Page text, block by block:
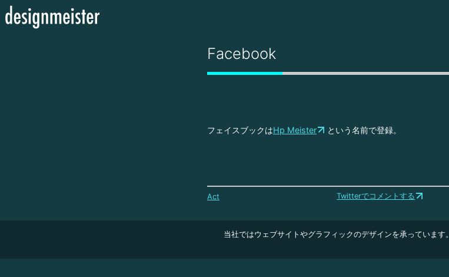
Facebook
フェイスブックはHp Meister という名前で登録。
Act Twitterでコメントする
当社ではウェブサイトやグラフィックのデザインを承っています。